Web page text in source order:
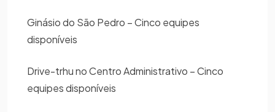
Ginásio do São Pedro – Cinco equipes
disponíveis
Drive-trhu no Centro Administrativo – Cinco
equipes disponíveis